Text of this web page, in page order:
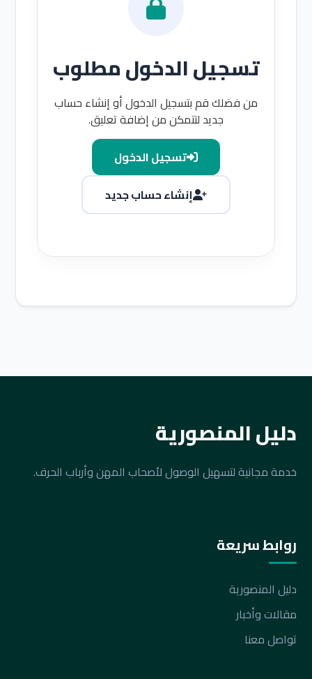
تسجيل الدخول مطلوب
من فضلك قم بتسجيل الدخول أو إنشاء حساب
جديد لتتمكن من إضافة تعليق.
تسجيل الدخول
إنشاء حساب جديد
دليل المنصورية
خدمة مجانية لتسهيل الوصول لأصحاب المهن وأرباب الحرف.
روابط سريعة
دليل المنصورية
مقالات وأخبار
تواصل معنا